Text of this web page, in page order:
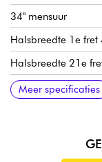
34" mensuur
Halsbreedte 1e fret
Halsbreedte 21e
Halsdikte 1e fret
Halsdikte 12e fret
Sadowsky
Actieve Sadowsky
Volume
Balans
Vintage
schakelen)
Treble / Bass
Sadowsky Quick
Sadowsky Light
Verkocht met
Meer specificaties